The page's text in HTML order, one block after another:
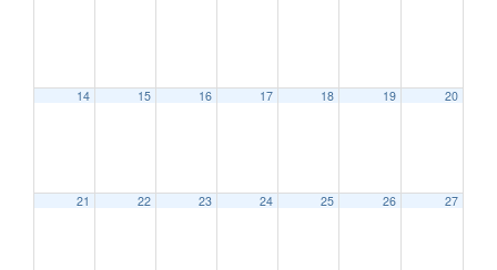
14 15 16 17 18 19 20
21 22 23 24 25 26 27
2:00 AM